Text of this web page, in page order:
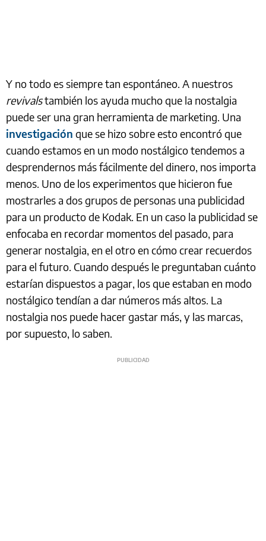
Y no todo es siempre tan espontáneo. A nuestros
revivalstambién los ayuda mucho que la nostalgia
puede ser una gran herramienta de marketing. Una
investigación que se hizo sobre esto encontró que
cuando estamos en un modo nostálgico tendemos a
desprendernos más fácilmente del dinero, nos importa
menos. Uno de los experimentos que hicieron fue
mostrarles a dos grupos de personas una publicidad
para un producto de Kodak. En un caso la publicidad se
enfocaba en recordar momentos del pasado, para
generar nostalgia, en el otro en cómo crear recuerdos
para el futuro. Cuando después le preguntaban cuánto
estarían dispuestos a pagar, los que estaban en modo
nostálgico tendían a dar números más altos. La
nostalgia nos puede hacer gastar más, y las marcas,
por supuesto, lo saben.